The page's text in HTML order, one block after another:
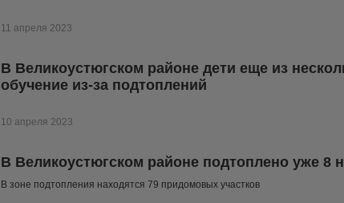
11 апреля 2023
В Великоустюгском районе дети еще из
обучение из-за подтоплений
10 апреля 2023
В Великоустюгском районе подтоплено уже 8
В зоне подтопления находятся 79 придомовых участков